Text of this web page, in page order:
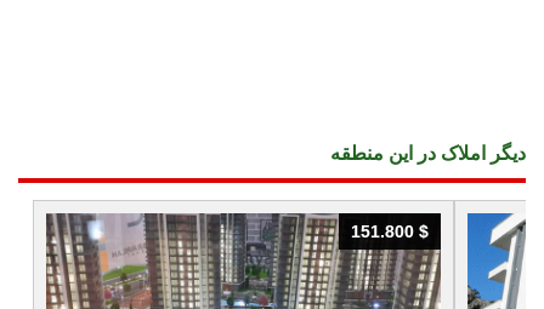
دیگر املاک در این منطقه
151.800 $
151.800 $